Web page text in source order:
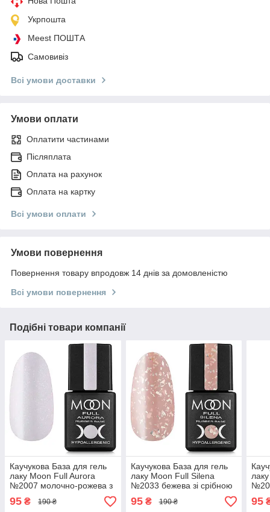
Укрпошта
Meest ПОШТА
Самовивіз
Всі умови доставки
Умови оплати
Оплатити частинами
Післяплата
Оплата на рахунок
Оплата на картку
Всі умови оплати
Умови повернення
Повернення товару впродовж 14 днів за домовленістю
Всі умови повернення
Подібні товари компанії
Каучукова База для гель
лаку Moon Full Aurora
№2007 молочно-рожева з
дрібним шиммером 8 мл
95 ₴ 190 ₴
Каучукова База для гель
лаку Moon Full Silena
№2033 бежева зі срібною
поталлю 8 мл
95₴ 190 ₴ 95